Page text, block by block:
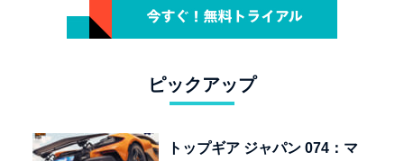
ピックアップ
トップギア ジャパン 074：マ